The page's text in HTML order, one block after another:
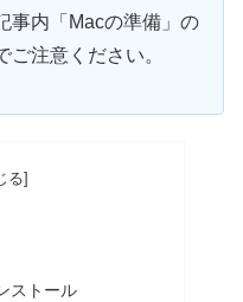
事内「Macの準備」の
注意ください。
ストール